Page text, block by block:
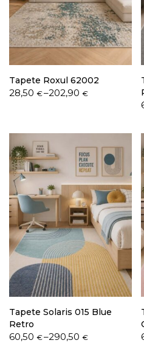
Política de
Tapete Roxul 62002
28,50 €–202,90€
Price
202,90 €
Tapete Solaris 015 Blue
Retro
60,50 €–290,50€
Price